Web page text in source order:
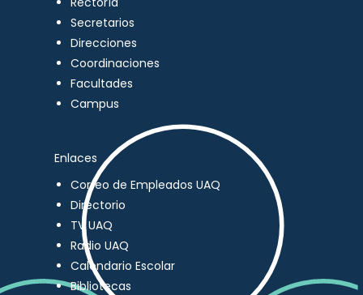
Secretarios
Direcciones
Coordinaciones
Facultades
Campus
Enlaces
Correo de Empleados UAQ
Directorio
TV UAQ
Radio UAQ
Calendario Escolar
Bibliotecas